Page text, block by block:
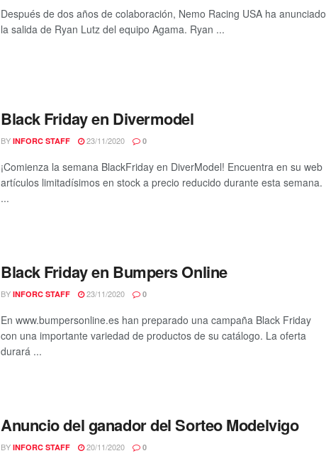
Después de dos años de colaboración, Nemo Racing USA ha anunciado
la salida de Ryan Lutz del equipo Agama. Ryan ...
Black Friday en Divermodel
BY INFORC STAFF 23/11/2020 0
¡Comienza la semana BlackFriday en DiverModel! Encuentra en su web
artículos limitadísimos en stock a precio reducido durante esta semana.
...
Black Friday en Bumpers Online
BY INFORC STAFF 23/11/2020 0
En www.bumpersonline.es han preparado una campaña Black Friday
con una importante variedad de productos de su catálogo. La oferta
durará ...
Anuncio del ganador del Sorteo Modelvigo
BY INFORC STAFF 20/11/2020 0